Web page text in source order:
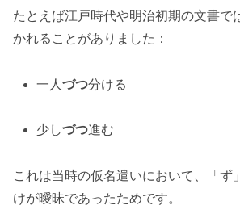
たとえば江戸時代や明治初期の文書で
かれることがありました：
一人づつ分ける
少しづつ進む
これは当時の仮名遣いにおいて、「ず
けが曖昧であったためです。